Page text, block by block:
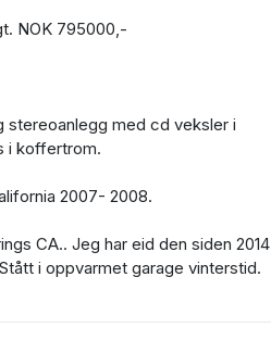
NOK 795000,-
stereoanlegg med cd veksler i
i koffertrom.
2007- 2008.
CA.. Jeg har eid den siden 2014
i oppvarmet garage vinterstid.